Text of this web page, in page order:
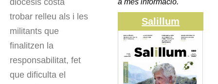
diòcesis costa
trobar relleu als i les
militants que
finalitzen la
responsabilitat, fet
que dificulta el
a més informació.
Salillum